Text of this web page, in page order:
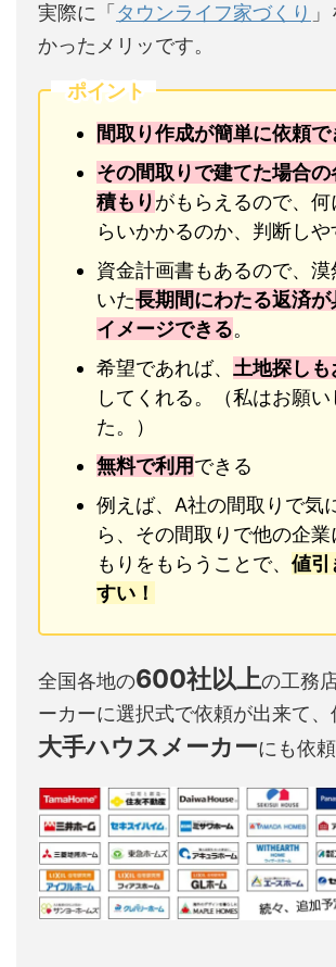
実際に「 タウンライフ家づくり
かったメリッです。
ポイント
間取り作成が簡単に依頼で
その間取りで建てた場合
積もりがもらえるので、何
らいかかるのか、判断しや
資金計画書もあるので、漠
いた長期間にわたる返済が
イメージできる。
希望であれば、 土地探し
してくれる。（私はお願い
た。）
無料で利用できる
例えば、A社の間取りで気
ら、その間取りで他の企
もりをもらうことで、 値引
すい！
全国各地の600社以上の工務
ーカーに選択式で依頼が出来て、
大手ハウスメーカーにも依